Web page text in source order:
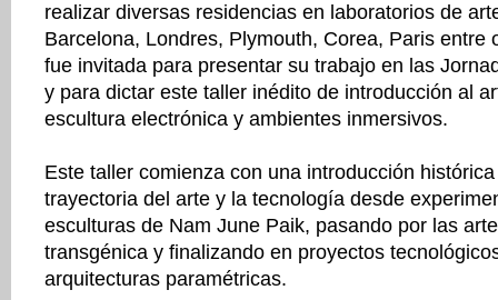
realizar diversas residencias en laboratorios de
Barcelona, Londres, Plymouth, Corea, Paris entre
fue invitada para presentar su trabajo en las
y para dictar este taller inédito de introducción al
escultura electrónica y ambientes inmersivos.
Este taller comienza con una introducción
trayectoria del arte y la tecnología desde
esculturas de Nam June Paik, pasando por las
transgénica y finalizando en proyectos
arquitecturas paramétricas.